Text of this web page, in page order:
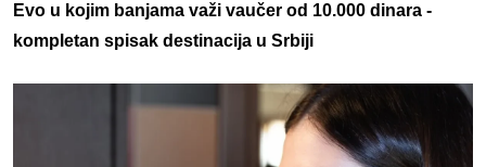
Evo u kojim banjama važi vaučer od 10.000 dinara -
kompletan spisak destinacija u Srbiji